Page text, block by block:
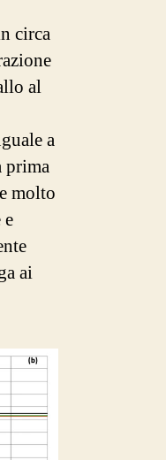
circa
al
a
prima
molto
e
ai